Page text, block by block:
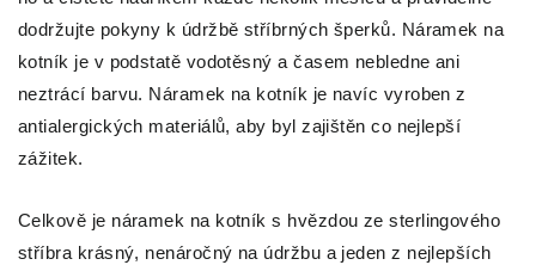
dodržujte pokyny k údržbě stříbrných šperků. Náramek na
kotník je v podstatě vodotěsný a časem nebledne ani
neztrácí barvu. Náramek na kotník je navíc vyroben z
antialergických materiálů, aby byl zajištěn co nejlepší
zážitek.
Celkově je náramek na kotník s hvězdou ze sterlingového
stříbra krásný, nenáročný na údržbu a jeden z nejlepších